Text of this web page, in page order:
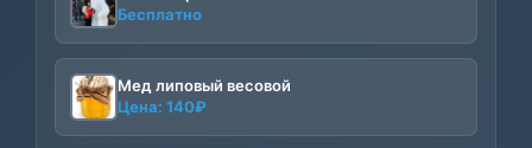
Бесплатно
Мед липовый весовой
Цена: 140₽